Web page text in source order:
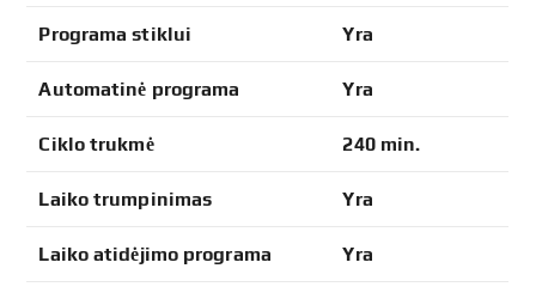
Programa stiklui Yra
Automatinė programa Yra
Ciklo trukmė 240 min.
Laiko trumpinimas Yra
Laiko atidėjimo programa Yra